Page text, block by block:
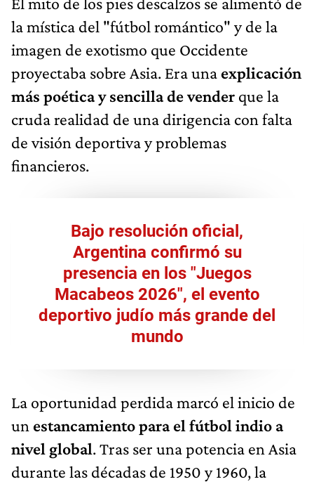
la mística del "fútbol romántico" y de la
imagen de exotismo que Occidente
proyectaba sobre Asia. Era una explicación
más poética y sencilla de vender que la
cruda realidad de una dirigencia con falta
de visión deportiva y problemas
financieros.
Bajo resolución oficial,
Argentina confirmó su
presencia en los "Juegos
Macabeos 2026", el evento
deportivo judío más grande del
mundo
La oportunidad perdida marcó el inicio de
un estancamiento para el fútbol indio a
nivel global. Tras ser una potencia en Asia
durante las décadas de 1950 y 1960, la